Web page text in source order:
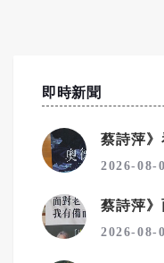
即時新聞
2026-08-
蔡詩萍
2026-08-